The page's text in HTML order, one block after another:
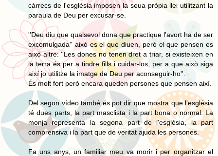
càrrecs de l'església imposen la seua pròpia llei utilitzant la
paraula de Deu per excusar-se.
''Deu diu que qualsevol dona que practique l'avort ha de ser
excomulgada'' això es el que diuen, però el que pensen es
això altre: ''Les dones no tenen dret a triar, si existeixen en
la terra és per a tindre fills i cuidar-los, per a que això siga
així jo utilitze la imatge de Deu per aconseguir-ho''.
És molt fort però encara queden persones que pensen així.
Del segon vídeo també és pot dir que mostra que l'església
té dues parts, la part masclista i la part bona o normal. La
monja representa la segona part de l'església, la part
comprensiva i la part que de veritat ajuda les persones.
Fa uns anys, un familiar meu va morir i per organitzar el